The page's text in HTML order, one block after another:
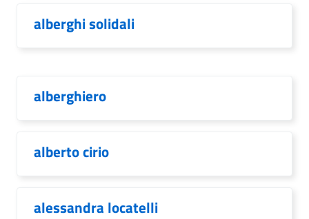
alberghi solidali
alberghiero
alberto cirio
alessandra locatelli